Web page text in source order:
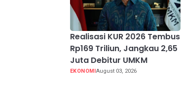
Realisasi KUR 2026 Tembus
Rp169 Triliun, Jangkau 2,65
Juta Debitur UMKM
EKONOMI August 03, 2026